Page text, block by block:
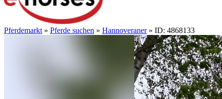
Pferdemarkt » Pferde suchen » Hannoveraner» ID: 4868133